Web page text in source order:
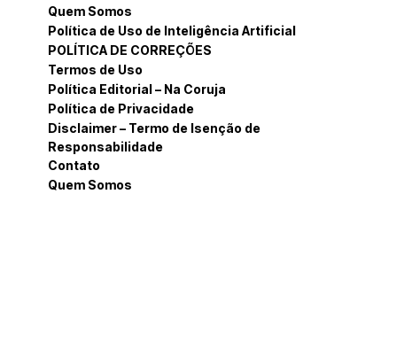
Quem Somos
Política de Uso de Inteligência Artificial
POLÍTICA DE CORREÇÕES
Termos de Uso
Política Editorial – Na Coruja
Política de Privacidade
Disclaimer – Termo de Isenção de
Responsabilidade
Contato
Quem Somos